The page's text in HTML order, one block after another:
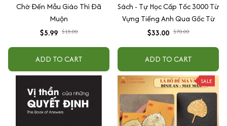
Chờ Đến Mẫu Giáo Thì Đã
Muộn
$5.99 $15.00
ADD TO CART
Sách - Tự Học Cấp Tốc 3000 Từ
Vựng Tiếng Anh Qua Gốc Từ
$33.00 $70.00
ADD TO CART
SALE